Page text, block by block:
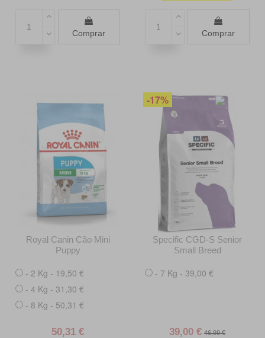
Comprar Comprar
Royal Canin Cão Mini
Puppy
- 2 Kg - 19,50 €
- 4 Kg - 31,30 €
- 8 Kg - 50,31 €
50,31 €
-17%
Specific CGD-S Senior
Small Breed
- 7 Kg - 39,00 €
39,00 € 46,99 €